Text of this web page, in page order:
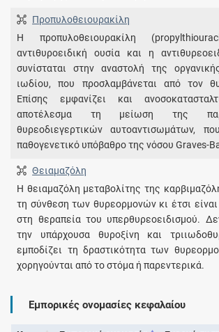
Προπυλοθειουρακίλη
Η προπυλοθειουρακίλη
αντιθυροειδική ουσία και η
συνίσταται στην αναστολή της
ιωδίου, που προσλαμβάνεται από τον
Επίσης εμφανίζει και
αποτέλεσμα τη μείωση της
θυρεοδιεγερτικών αυτοαντισωμάτων,
παθογενετικό υπόβαθρο της νόσου Graves-
Θειαμαζόλη
Η θειαμαζόλη μεταβολίτης της
τη σύνθεση των θυρεορμονών κι έτσι
στη θεραπεία του υπερθυρεοειδισμού.
την υπάρχουσα θυροξίνη και
εμποδίζει τη δραστικότητα των
χορηγούνται από το στόμα ή παρεντερικά.
Εμπορικές ονομασίες κεφαλαίου